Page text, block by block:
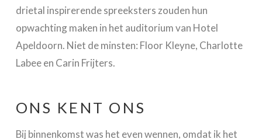
drietal inspirerende spreeksters zouden hun
opwachting maken in het auditorium van Hotel
Apeldoorn. Niet de minsten: Floor Kleyne, Charlotte
Labee en Carin Frijters.
ONS KENT ONS
Bij binnenkomst was het even wennen, omdat ik het